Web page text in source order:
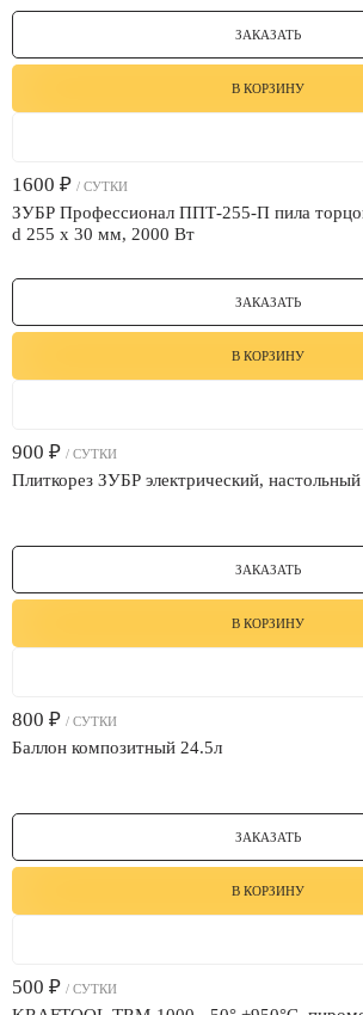
ЗАКАЗАТЬ
В КОРЗИНУ
1600 ₽ / СУТКИ
ЗУБР Профессионал ППТ-255-П пила
d 255 х 30 мм, 2000 Вт
ЗАКАЗАТЬ
В КОРЗИНУ
900 ₽ / СУТКИ
Плиткорез ЗУБР электрический,
ЗАКАЗАТЬ
В КОРЗИНУ
800 ₽ / СУТКИ
Баллон композитный 24.5л
ЗАКАЗАТЬ
В КОРЗИНУ
500 ₽ / СУТКИ